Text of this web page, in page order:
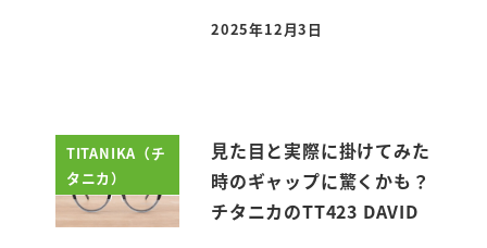
投稿日
2025年12月3日
TITANIKA（チ
タニカ）
見た目と実際に掛けてみた
時のギャップに驚くかも？
チタニカのTT423 DAVID